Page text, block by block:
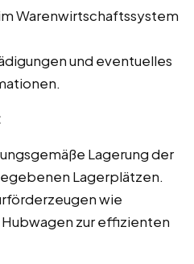
Warenwirtschaftssystem
und eventuelles
Lagerung der
Lagerplätzen.
wie
zur effizienten